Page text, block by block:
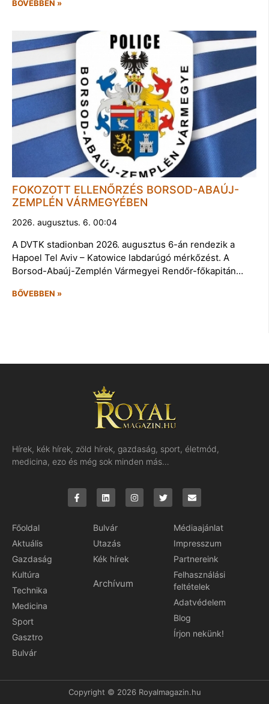
BŐVEBBEN »
FOKOZOTT ELLENŐRZÉS BORSOD-ABAÚJ-
ZEMPLÉN VÁRMEGYÉBEN
2026. augusztus. 6. 00:04
A DVTK stadionban 2026. augusztus 6-án rendezik a
Hapoel Tel Aviv – Katowice labdarúgó mérkőzést. A
Borsod-Abaúj-Zemplén Vármegyei Rendőr-főkapitán…
BŐVEBBEN »
Hírek, kék hírek, zöld hírek, gazdaság, sport, életmód,
medicina, ezo és még sok minden más…
Főoldal
Aktuális
Gazdaság
Kultúra
Technika
Medicina
Sport
Gasztro
Bulvár
Bulvár
Utazás
Kék hírek
Archívum
Médiaajánlat
Impresszum
Partnereink
Felhasználási
feltételek
Adatvédelem
Blog
Írjon nekünk!
Copyright © 2026 Royalmagazin.hu